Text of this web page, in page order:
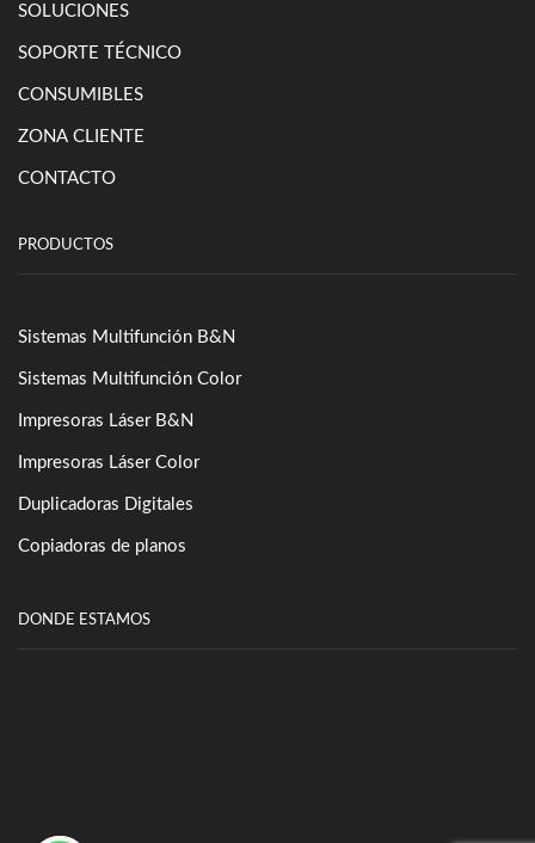
SOLUCIONES
SOPORTE TÉCNICO
CONSUMIBLES
ZONA CLIENTE
CONTACTO
PRODUCTOS
Sistemas Multifunción B&N
Sistemas Multifunción Color
Impresoras Láser B&N
Impresoras Láser Color
Duplicadoras Digitales
Copiadoras de planos
DONDE ESTAMOS